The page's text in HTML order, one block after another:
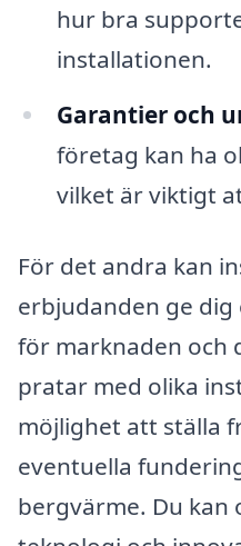
hur bra
installationen.
Garantier och
företag kan ha
vilket är viktigt
För det andra kan
erbjudanden ge
för marknaden och
pratar med olika
möjlighet att ställa
eventuella
bergvärme. Du kan